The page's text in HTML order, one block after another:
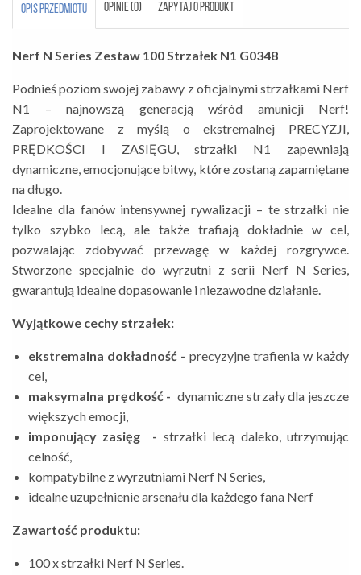
OPIS PRZEDMIOTU OPINIE (0) ZAPYTAJ O PRODUKT
Nerf N Series Zestaw 100 Strzałek N1 G0348
Podnieś poziom swojej zabawy z oficjalnymi strzałkami Nerf
N1 – najnowszą generacją wśród amunicji Nerf!
Zaprojektowane z myślą o ekstremalnej PRECYZJI,
PRĘDKOŚCI I ZASIĘGU, strzałki N1 zapewniają
dynamiczne, emocjonujące bitwy, które zostaną zapamiętane
na długo.
Idealne dla fanów intensywnej rywalizacji – te strzałki nie
tylko szybko lecą, ale także trafiają dokładnie w cel,
pozwalając zdobywać przewagę w każdej rozgrywce.
Stworzone specjalnie do wyrzutni z serii Nerf N Series,
gwarantują idealne dopasowanie i niezawodne działanie.
Wyjątkowe cechy strzałek:
ekstremalna dokładność - precyzyjne trafienia w każdy
cel,
maksymalna prędkość - dynamiczne strzały dla jeszcze
większych emocji,
imponujący zasięg - strzałki lecą daleko, utrzymując
celność,
kompatybilne z wyrzutniami Nerf N Series,
idealne uzupełnienie arsenału dla każdego fana Nerf
Zawartość produktu:
100 x strzałki Nerf N Series.